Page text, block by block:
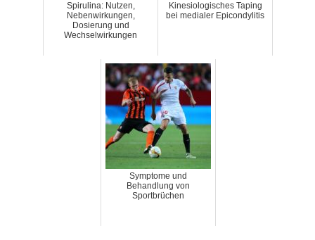
Spirulina: Nutzen,
Nebenwirkungen,
Dosierung und
Wechselwirkungen
Kinesiologisches Taping
bei medialer Epicondylitis
Symptome und
Behandlung von
Sportbrüchen